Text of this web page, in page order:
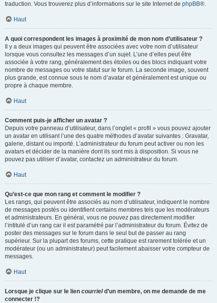
traduction. Vous trouverez plus d’informations sur le site Internet de phpBB®.
Haut
A quoi correspondent les images à proximité de mon nom d’utilisateur ?
Il y a deux images qui peuvent être associées avec votre nom d’utilisateur
lorsque vous consultez les messages d’un sujet. L’une d’elles peut être
associée à votre rang, généralement des étoiles ou des blocs indiquant votre
nombre de messages ou votre statut sur le forum. La seconde image, souvent
plus grande, est connue sous le nom d’avatar et généralement est unique ou
propre à chaque membre.
Haut
Comment puis-je afficher un avatar ?
Depuis votre panneau d’utilisateur, dans l’onglet « profil » vous pouvez ajouter
un avatar en utilisant l’une des quatre méthodes d’avatar suivantes : Gravatar,
galerie, distant ou importé. L’administrateur du forum peut activer ou non les
avatars et décider de la manière dont ils sont mis à disposition. Si vous ne
pouvez pas utiliser d’avatar, contactez un administrateur du forum.
Haut
Qu’est-ce que mon rang et comment le modifier ?
Les rangs, qui peuvent être associés au nom d’utilisateur, indiquent le nombre
de messages postés ou identifient certains membres tels que les modérateurs
et administrateurs. En général, vous ne pouvez pas directement modifier
l’intitulé d’un rang car il est paramétré par l’administrateur du forum. Évitez de
poster des messages sur le forum dans le seul but de passer au rang
supérieur. Sur la plupart des forums, cette pratique est rarement tolérée et un
modérateur (ou un administrateur) peut facilement abaisser votre compteur de
messages.
Haut
Lorsque je clique sur le lien courrield’un membre, on me demande de me
connecter !?